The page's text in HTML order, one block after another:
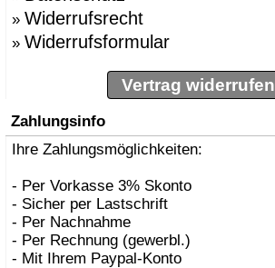
» Widerrufsrecht
» Widerrufsformular
Vertrag widerrufen
Zahlungsinfo
Ihre Zahlungsmöglichkeiten:
- Per Vorkasse 3% Skonto
- Sicher per Lastschrift
- Per Nachnahme
- Per Rechnung (gewerbl.)
- Mit Ihrem Paypal-Konto